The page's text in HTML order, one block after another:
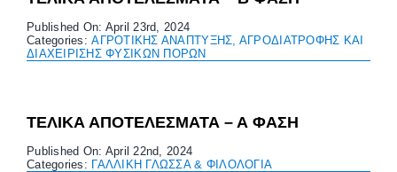
Published On: April 23rd, 2024
Categories:ΑΓΡΟΤΙΚΗΣ ΑΝΑΠΤΥΞΗΣ, ΑΓΡΟΔΙΑΤΡΟΦΗΣ ΚΑΙ
ΔΙΑΧΕΙΡΙΣΗΣ ΦΥΣΙΚΩΝ ΠΟΡΩΝ
ΤΕΛΙΚΑ ΑΠΟΤΕΛΕΣΜΑΤΑ – Α ΦΑΣΗ
Published On: April 22nd, 2024
Categories: ΓΑΛΛΙΚΗ ΓΛΩΣΣΑ & ΦΙΛΟΛΟΓΙΑ